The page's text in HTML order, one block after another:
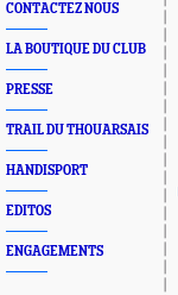
CONTACTEZ NOUS
LA BOUTIQUE DU CLUB
PRESSE
TRAIL DU THOUARSAIS
HANDISPORT
EDITOS
ENGAGEMENTS